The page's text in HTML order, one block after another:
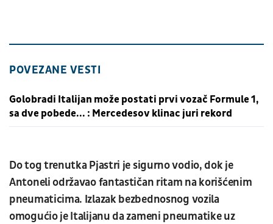
POVEZANE VESTI
Golobradi Italijan može postati prvi vozač Formule 1,
sa dve pobede... : Mercedesov klinac juri rekord
Do tog trenutka Pjastri je sigurno vodio, dok je
Antoneli održavao fantastičan ritam na korišćenim
pneumaticima. Izlazak bezbednosnog vozila
omogućio je Italijanu da zameni pneumatike uz